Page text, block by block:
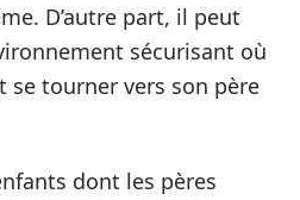
D’autre part, il peut
sécurisant où
se tourner vers son père
dont les pères